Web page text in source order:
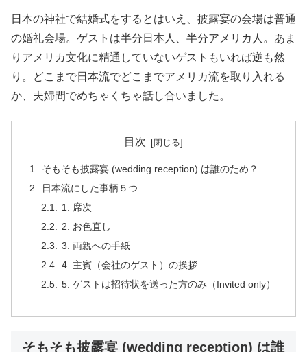
日本の神社で結婚式をするとはいえ、披露宴の会場は普通
の婚礼会場。ゲストは半分日本人、半分アメリカ人。あま
りアメリカ文化に精通していないゲストもいれば逆も然
り。どこまで日本流でどこまでアメリカ流を取り入れる
か、夫婦間でめちゃくちゃ話し合いました。
目次
そもそも披露宴 (wedding reception) は誰のため？
日本流にした事柄５つ
1. 席次
2. お色直し
3. 両親への手紙
4. 主賓（会社のゲスト）の挨拶
5. ゲストは招待状を送った方のみ（Invited only）
そもそも披露宴 (wedding reception) は誰